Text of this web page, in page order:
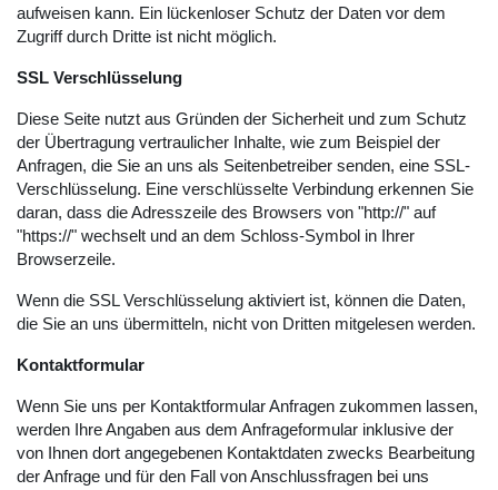
aufweisen kann. Ein lückenloser Schutz der Daten vor dem
Zugriff durch Dritte ist nicht möglich.
SSL Verschlüsselung
Diese Seite nutzt aus Gründen der Sicherheit und zum Schutz
der Übertragung vertraulicher Inhalte, wie zum Beispiel der
Anfragen, die Sie an uns als Seitenbetreiber senden, eine SSL-
Verschlüsselung. Eine verschlüsselte Verbindung erkennen Sie
daran, dass die Adresszeile des Browsers von "http://" auf
"https://" wechselt und an dem Schloss-Symbol in Ihrer
Browserzeile.
Wenn die SSL Verschlüsselung aktiviert ist, können die Daten,
die Sie an uns übermitteln, nicht von Dritten mitgelesen werden.
Kontaktformular
Wenn Sie uns per Kontaktformular Anfragen zukommen lassen,
werden Ihre Angaben aus dem Anfrageformular inklusive der
von Ihnen dort angegebenen Kontaktdaten zwecks Bearbeitung
der Anfrage und für den Fall von Anschlussfragen bei uns